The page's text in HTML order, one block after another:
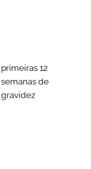
primeiras 12
semanas de
gravidez